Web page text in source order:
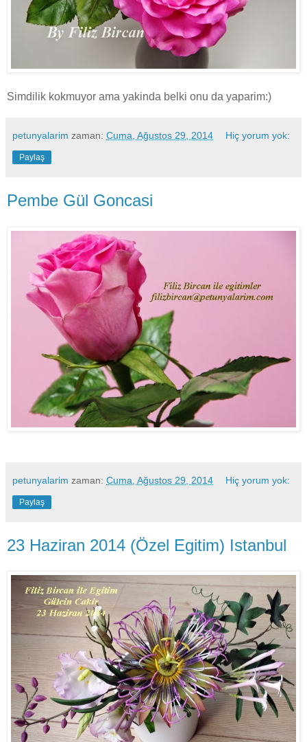
Simdilik kokmuyor ama yakinda belki onu da yaparim:)
petunyalarim zaman: Cuma, Ağustos 29, 2014 Hiç yorum yok:
Paylaş
Pembe Gül Goncasi
petunyalarim zaman: Cuma, Ağustos 29, 2014 Hiç yorum yok:
Paylaş
23 Haziran 2014 (Özel Egitim) Istanbul